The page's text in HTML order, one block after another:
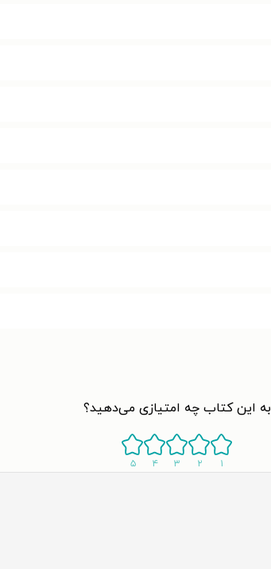
به این کتاب چه امتیازی می‌دهید؟
۱ ۲ ۳ ۴ ۵